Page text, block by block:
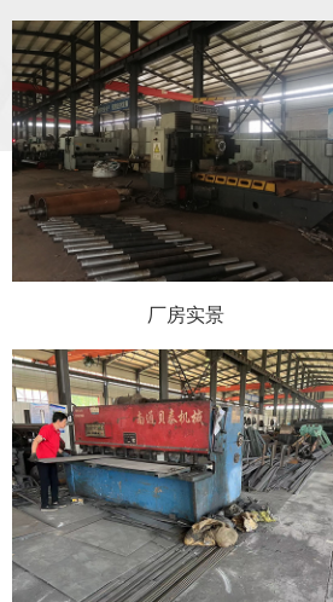
厂房实景